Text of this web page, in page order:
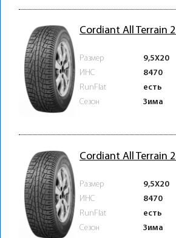
Cordiant All Terrain
Размер
9,5X20
ИНС
8470
RunFlat
есть
Сезон
Зима
Cordiant All Terrain
Размер
9,5X20
ИНС
8470
RunFlat
есть
Сезон
Зима